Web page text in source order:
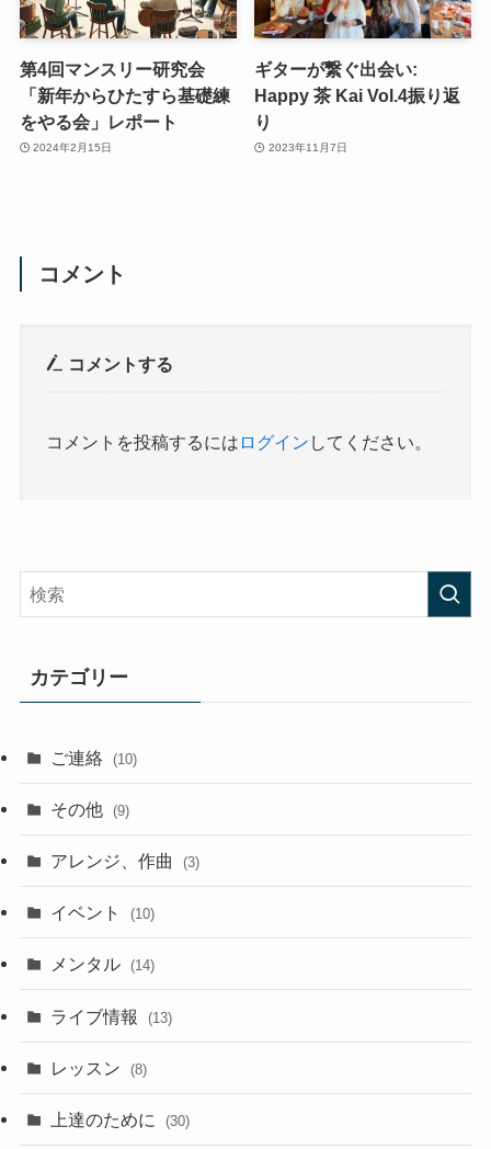
第4回マンスリー研究会
「新年からひたすら基礎練
をやる会」レポート
2024年2月15日
ギターが繋ぐ出会い:
Happy 茶 Kai Vol.4振り返
り
2023年11月7日
コメント
コメントする
コメントを投稿するには ログイン してください。
カテゴリー
ご連絡 (10)
その他 (9)
アレンジ、作曲 (3)
イベント (10)
メンタル (14)
ライブ情報 (13)
レッスン (8)
上達のために (30)